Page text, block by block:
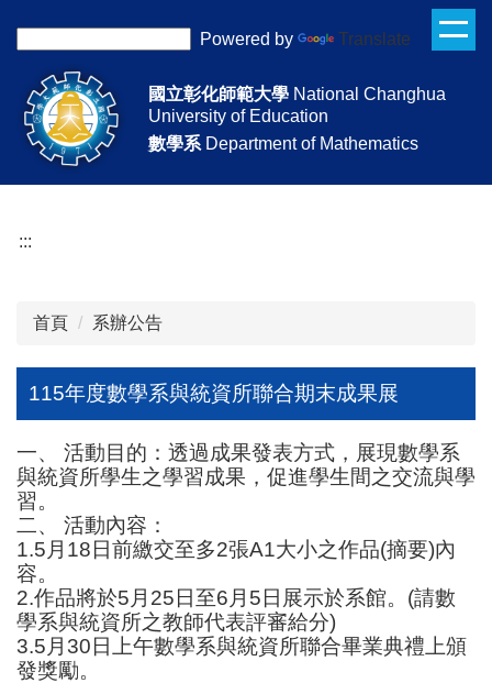
內
Powered by Translate
國立彰化師範大學 National Changhua
University of Education
數學系 Department of Mathematics
:::
首頁 系辦公告
115年度數學系與統資所聯合期末成果展
一、 活動目的：透過成果發表方式，展現數學系
與統資所學生之學習成果，促進學生間之交流與學
習。
二、 活動內容：
1.5月18日前繳交至多2張A1大小之作品(摘要)內
容。
2.作品將於5月25日至6月5日展示於系館。(請數
學系與統資所之教師代表評審給分)
3.5月30日上午數學系與統資所聯合畢業典禮上頒
發獎勵。